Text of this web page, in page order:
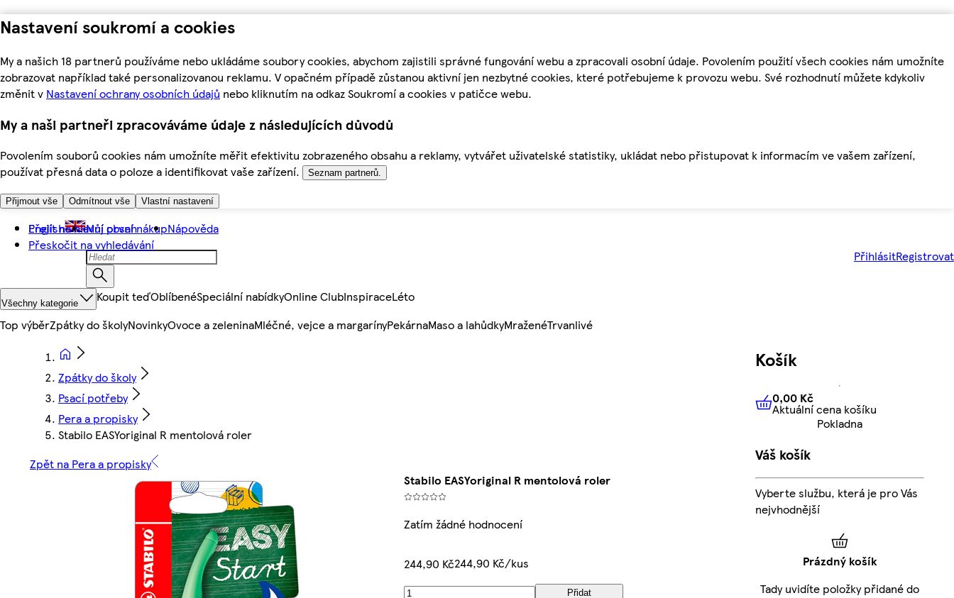
Nastavení soukromí a cookies
My a našich 18 partnerů používáme nebo ukládáme soubory cookies, abychom zajistili správné fungování webu a zpracovali osobní údaje. Povolením použití všech cookies nám umožníte
zobrazovat například také personalizovanou reklamu. V opačném případě zůstanou aktivní jen nezbytné cookies, které potřebujeme k provozu webu. Své rozhodnutí můžete kdykoliv
změnit v Nastavení ochrany osobních údajů nebo kliknutím na odkaz Soukromí a cookies v patičce webu.
My a naši partneři zpracováváme údaje z následujících důvodů
Povolením souborů cookies nám umožníte měřit efektivitu zobrazeného obsahu a reklamy, vytvářet uživatelské statistiky, ukládat nebo přistupovat k informacím ve vašem zařízení,
používat přesná data o poloze a identifikovat vaše zařízení.
Seznam partnerů.
Přijmout vše Odmítnout vše Vlastní nastavení
Přejít na hlavní obsah
Přeskočit na vyhledávání
English Můj první nákupNápověda
PřihlásitRegistrovat
Všechny kategorie Koupit teďOblíbenéSpeciální nabídkyOnline ClubInspiraceLéto
Top výběrZpátky do školyNovinkyOvoce a zeleninaMléčné, vejce a margarínyPekárnaMaso a lahůdkyMraženéTrvanlivé
Zpátky do školy
Psací potřeby
Pera a propisky
Stabilo EASYoriginal R mentolová roler
Zpět na Pera a propisky
Stabilo EASYoriginal R mentolová roler
Zatím žádné hodnocení
244,90 Kč244,90 Kč/kus
Přidat
Košík
0,00 KčAktuální cena košíku
0,00 Kč
Aktuální cena košíku
Pokladna
Váš košík
Vyberte službu, která je pro Vás
nejvhodnější
Prázdný košík
Tady uvidíte položky přidané do